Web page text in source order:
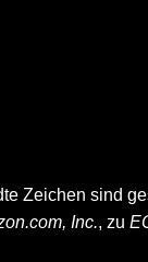
Zeichen sind
Inc., zu